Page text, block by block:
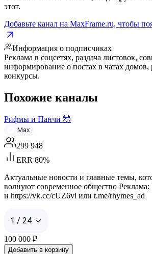
этот.
Добавьте канал на MaxFrame.ru, чтобы
Информация о подписчиках
Реклама в соцсетях, раздача листовок,
информирование о постах в чатах домов,
конкурсы.
Похожие каналы
Рифмы и Панчи 🤯
Max
299 948
ERR 80%
Актуальные новости и главные темы,
волнуют современное общество
и https://vk.cc/cUZ6vi или t.me/rhymes_ad
1 / 24
100 000 ₽
Добавить в корзину